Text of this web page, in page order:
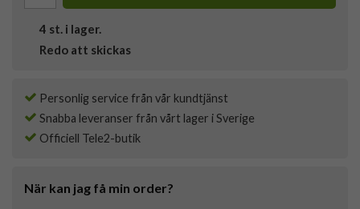
4 st. i lager.
Redo att skickas
Personlig service från vår kundtjänst
Snabba leveranser från vårt lager i Sverige
Officiell Tele2-butik
När kan jag få min order?